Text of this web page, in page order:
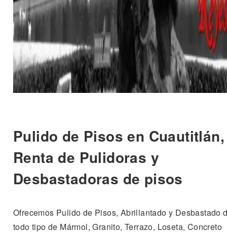
Pulido de Pisos en Cuautitlán,
Renta de Pulidoras y
Desbastadoras de pisos
Ofrecemos Pulido de Pisos, Abrillantado y Desbastado
todo tipo de Mármol, Granito, Terrazo, Loseta, Concreto